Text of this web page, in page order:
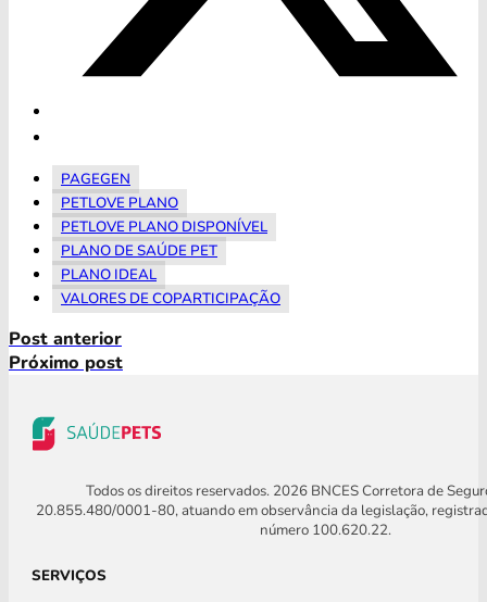
PAGEGEN
PETLOVE PLANO
PETLOVE PLANO DISPONÍVEL
PLANO DE SAÚDE PET
PLANO IDEAL
VALORES DE COPARTICIPAÇÃO
Post anterior
Próximo post
Todos os direitos reservados. 2026 BNCES Corretora de
20.855.480/0001-80, atuando em observância da legislação,
número 100.620.22.
SERVIÇOS